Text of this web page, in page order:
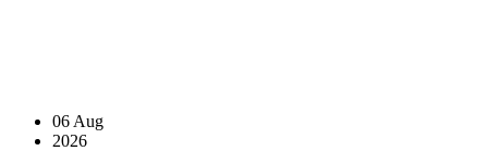
06 Aug
2026